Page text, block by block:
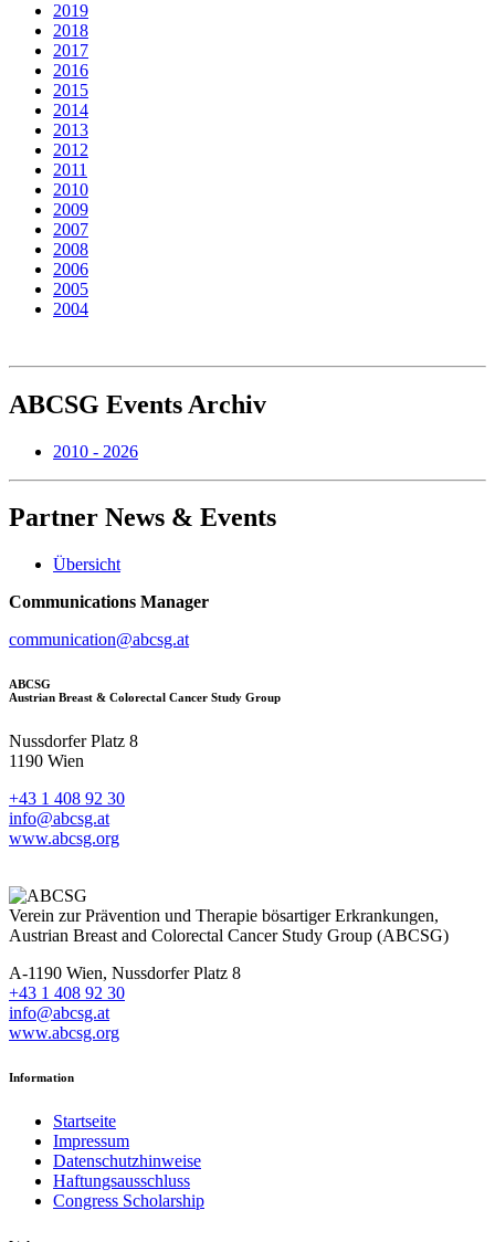
2019
2018
2017
2016
2015
2014
2013
2012
2011
2010
2009
2007
2008
2006
2005
2004
ABCSG Events Archiv
2010 - 2026
Partner News & Events
Übersicht
Communications Manager
communication@abcsg.at
ABCSG
Austrian Breast & Colorectal Cancer Study Group
Nussdorfer Platz 8
1190 Wien
+43 1 408 92 30
info@abcsg.at
www.abcsg.org
Verein zur Prävention und Therapie bösartiger Erkrankungen,
Austrian Breast and Colorectal Cancer Study Group (ABCSG)
A-1190 Wien, Nussdorfer Platz 8
+43 1 408 92 30
info@abcsg.at
www.abcsg.org
Information
Startseite
Impressum
Datenschutzhinweise
Haftungsausschluss
Congress Scholarship